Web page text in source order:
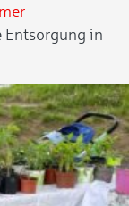
Entsorgung in